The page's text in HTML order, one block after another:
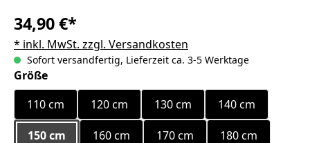
34,90 €*
* inkl. MwSt. zzgl. Versandkosten
Sofort versandfertig, Lieferzeit ca. 3-5 Werktage
Größeauswählen
110 cm
120 cm 130 cm 140 cm
150 cm 160 cm 170 cm 180 cm